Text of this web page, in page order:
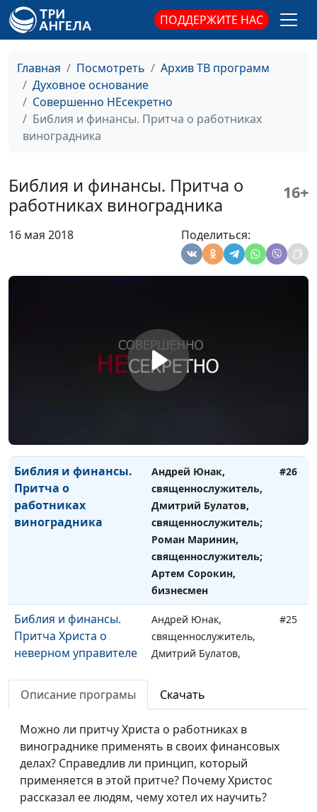
ПОДДЕРЖИТЕ НАС
Главная Посмотреть
Архив ТВ программ
Духовное основание
Совершенно НЕсекретно
Библия и финансы. Притча о работниках
виноградника
Библия и финансы. Притча о
работниках виноградника
16+
16 мая 2018 Поделиться:
Библия и финансы.
Зачем Богу десятина?
Андрей Юнак,
Дмитрий Булатов,
священнослужитель;
священнослужитель;
Артем Сорокин,
#29
Библия и финансы.
Зачем нам хорошая
репутация?
священнослужитель,
Дмитрий Булатов,
Роман Маринин,
священнослужитель;
Артем Сорокин,
заниматься сетевым
священнослужитель,
Дмитрий Булатов,
священнослужитель;
Роман Маринин,
бизнесмен
Библия и финансы.
Притча о
работниках
виноградника
Андрей Юнак,
священнослужитель,
Дмитрий Булатов,
священнослужитель;
Роман Маринин,
священнослужитель;
Артем Сорокин,
бизнесмен
#26
Библия и финансы.
Притча Христа о
неверном управителе
Андрей Юнак,
священнослужитель,
Дмитрий Булатов,
бизнесмен
#25
Библия и финансы.
Как учить детей
обращаться с
Андрей Юнак,
священнослужитель,
Дмитрий Булатов,
Описание програмы Скачать
Можно ли притчу Христа о работниках в
винограднике применять в своих финансовых
делах? Справедлив ли принцип, который
применяется в этой притче? Почему Христос
рассказал ее людям, чему хотел их научить?